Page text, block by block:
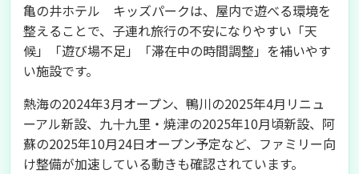
亀の井ホテル キッズパークは、屋内で遊べる環境を
整えることで、子連れ旅行の不安になりやすい「天
候」「遊び場不足」「滞在中の時間調整」を補いやす
い施設です。
熱海の2024年3月オープン、鴨川の2025年4月リニュ
ーアル新設、九十九里・焼津の2025年10月頃新設、阿
蘇の2025年10月24日オープン予定など、ファミリー向
け整備が加速している動きも確認されています。